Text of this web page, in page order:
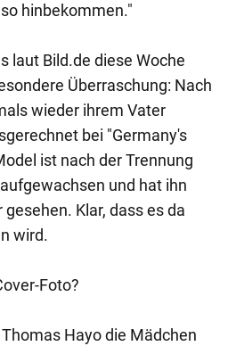
hinbekommen."
laut Bild.de diese Woche
Überraschung: Nach
wieder ihrem Vater
bei "Germany's
ist nach der Trennung
und hat ihn
Klar, dass es da
wird.
Foto?
Hayo die Mädchen